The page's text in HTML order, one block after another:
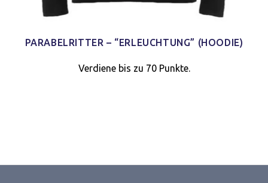
PARABELRITTER – “ERLEUCHTUNG” (HOODIE)
Verdiene bis zu 70 Punkte.